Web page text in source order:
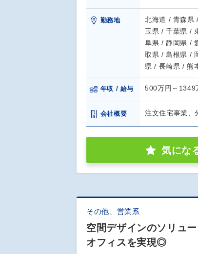
勤務地
北海道 / 青森県
玉県 / 千葉県 /
阜県 / 静岡県 /
取県 / 島根県 /
県 / 長崎県 / 熊
年収 / 給与 500万円～1349
会社概要 注文住宅事業、
気にな
その他、営業系
空間デザインのソリュ
オフィスを実現◎